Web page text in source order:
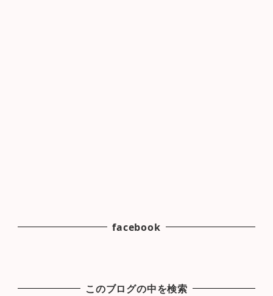
facebook
このブログの中を検索